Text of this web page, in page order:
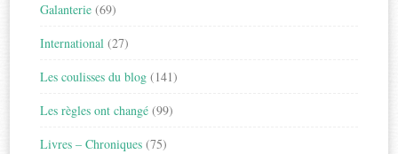
Galanterie (69)
International (27)
Les coulisses du blog (141)
Les règles ont changé (99)
Livres – Chroniques (75)